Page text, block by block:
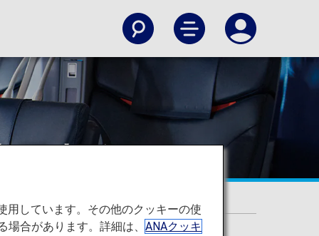
内線）
用しています。その他のクッキーの使
場合があります。詳細は、ANAクッキ